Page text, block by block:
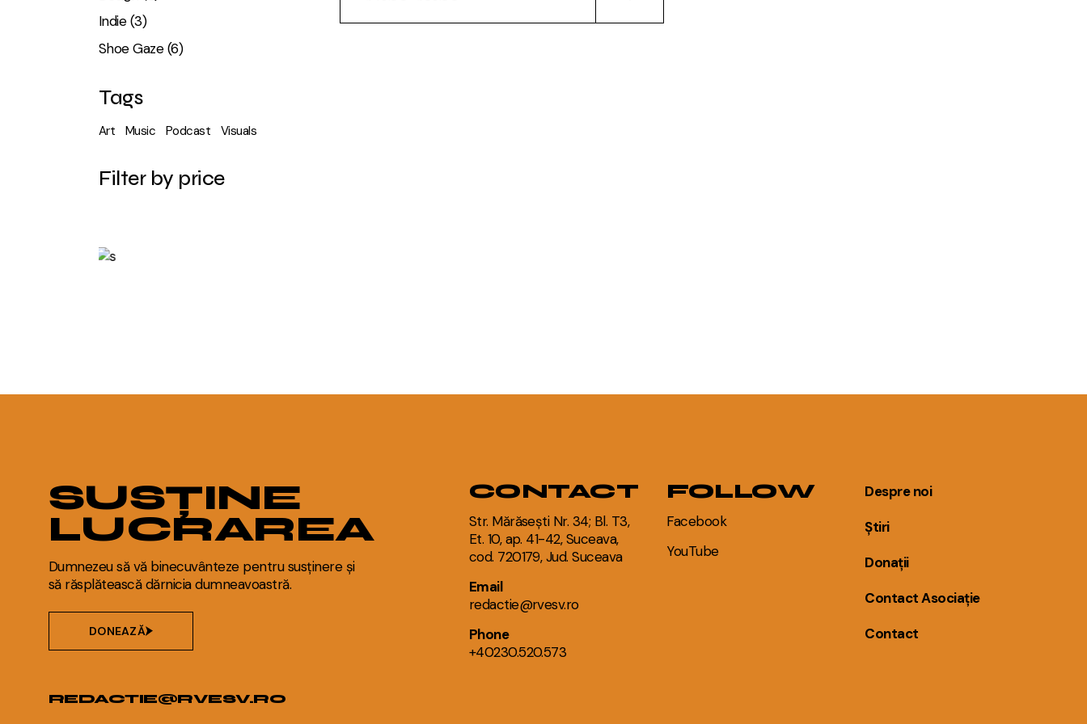
was:
is:
products
Indie 33
products
Shoe Gaze 66
products
Tags
Art Music Podcast Visuals
Filter by price
SUSȚINE
LUCRAREA
Dumnezeu să vă binecuvânteze pentru susținere și
să răsplătească dărnicia dumneavoastră.
DONEAZĂ
REDACTIE@RVESV.RO
CONTACT
Str. Mărăsești Nr. 34; Bl. T3,
Et. 10, ap. 41-42, Suceava,
cod. 720179, Jud. Suceava
Email
redactie@rvesv.ro
Phone
+40230.520.573
FOLLOW
Facebook
YouTube
Despre noi
Știri
Donații
Contact Asociație
Contact